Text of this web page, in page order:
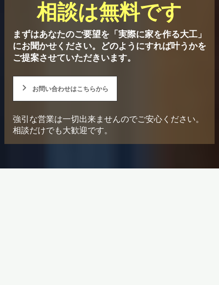
相談は無料です
まずはあなたのご要望を「実際に家を作る大工」
にお聞かせください。
どのようにすれば叶うかを
ご提案させていただきいます。
お問い合わせはこちらから
強引な営業は一切出来ませんのでご安心ください。
相談だけでも大歓迎です。